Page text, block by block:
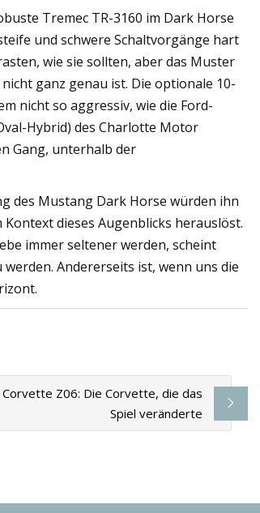
Tremec TR-3160 im Dark Horse
und schwere Schaltvorgänge hart
wie sie sollten, aber das Muster
ganz genau ist. Die optionale 10-
nicht so aggressiv, wie die Ford-
Hybrid) des Charlotte Motor
Gang, unterhalb der
des Mustang Dark Horse würden ihn
dieses Augenblicks herauslöst.
immer seltener werden, scheint
Andererseits ist, wenn uns die
Corvette Z06: Die Corvette, die das
Spiel veränderte